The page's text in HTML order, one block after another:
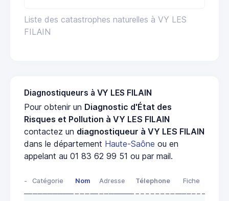
Liste des catastrophes naturelles à VY LES
FILAIN
Diagnostiqueurs à VY LES FILAIN
Pour obtenir un Diagnostic d'État des
Risques et Pollution à VY LES FILAIN
contactez un diagnostiqueur à VY LES FILAIN
dans le département Haute-Saône ou en
appelant au 01 83 62 99 51 ou par mail.
- Catégorie Nom Adresse Télephone Fiche